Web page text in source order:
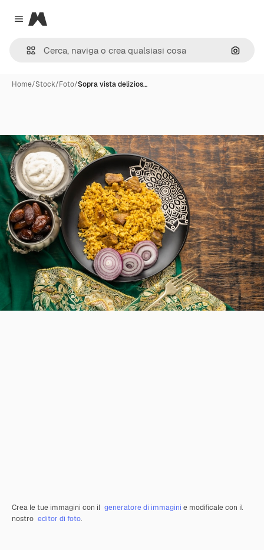
Close menu
Magnific
Cerca
Home/Stock/Foto/Sopra vista delizios…
Crea le tue immagini con il generatore di immagini e modificale con il
nostro editor di foto.